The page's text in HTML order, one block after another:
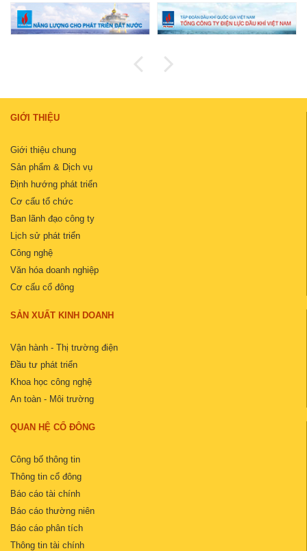
GIỚI THIỆU
Giới thiệu chung
Sản phẩm & Dịch vụ
Định hướng phát triển
Cơ cấu tổ chức
Ban lãnh đạo công ty
Lịch sử phát triển
Công nghệ
Văn hóa doanh nghiệp
Cơ cấu cổ đông
SẢN XUẤT KINH DOANH
Vận hành - Thị trường điện
Đầu tư phát triển
Khoa học công nghệ
An toàn - Môi trường
QUAN HỆ CỔ ĐÔNG
Công bố thông tin
Thông tin cổ đông
Báo cáo tài chính
Báo cáo thường niên
Báo cáo phân tích
Thông tin tài chính